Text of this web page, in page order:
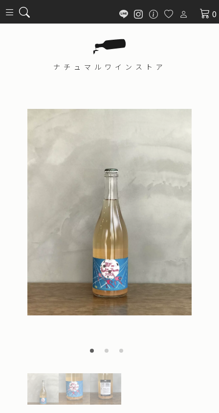
0
ナチュマル ワインストア